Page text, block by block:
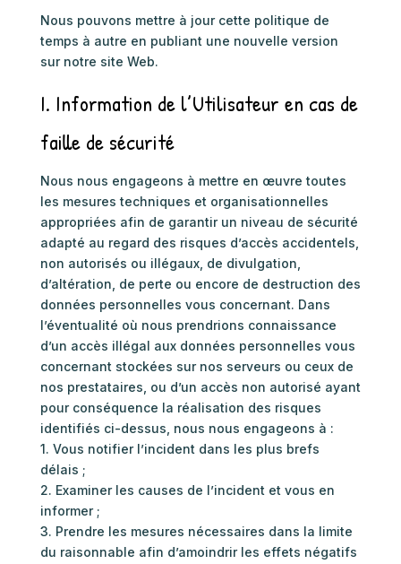
Nous pouvons mettre à jour cette politique de
temps à autre en publiant une nouvelle version
sur notre site Web.
I. Information de l’Utilisateur en cas de
faille de sécurité
Nous nous engageons à mettre en œuvre toutes
les mesures techniques et organisationnelles
appropriées afin de garantir un niveau de sécurité
adapté au regard des risques d’accès accidentels,
non autorisés ou illégaux, de divulgation,
d’altération, de perte ou encore de destruction des
données personnelles vous concernant. Dans
l’éventualité où nous prendrions connaissance
d’un accès illégal aux données personnelles vous
concernant stockées sur nos serveurs ou ceux de
nos prestataires, ou d’un accès non autorisé ayant
pour conséquence la réalisation des risques
identifiés ci-dessus, nous nous engageons à :
1. Vous notifier l’incident dans les plus brefs
délais ;
2. Examiner les causes de l’incident et vous en
informer ;
3. Prendre les mesures nécessaires dans la limite
du raisonnable afin d’amoindrir les effets négatifs